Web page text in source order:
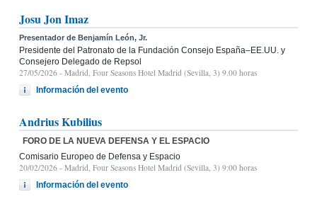
Josu Jon Imaz
Presentador de Benjamín León, Jr.
Presidente del Patronato de la Fundación Consejo España–EE.UU. y
Consejero Delegado de Repsol
27/05/2026 - Madrid, Four Seasons Hotel Madrid (Sevilla, 3) 9.00 horas
Información del evento
Andrius Kubilius
FORO DE LA NUEVA DEFENSA Y EL ESPACIO
Comisario Europeo de Defensa y Espacio
20/02/2026 - Madrid, Four Seasons Hotel Madrid (Sevilla, 3) 9:00 horas
Información del evento